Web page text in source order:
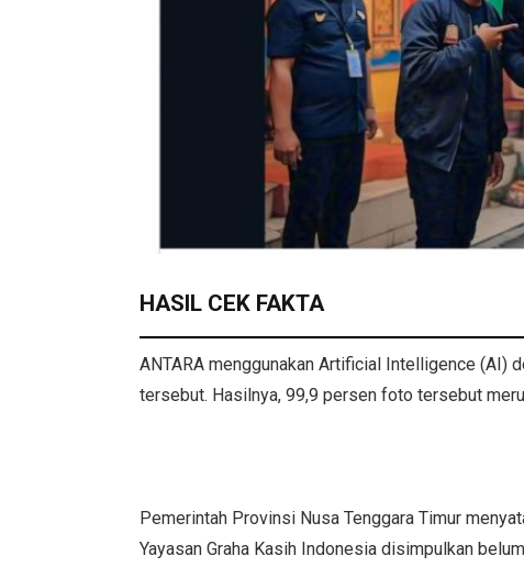
HASIL CEK FAKTA
ANTARA menggunakan Artificial Intelligence
tersebut. Hasilnya, 99,9 persen foto tersebut
Pemerintah Provinsi Nusa Tenggara Timur
Yayasan Graha Kasih Indonesia disimpulkan